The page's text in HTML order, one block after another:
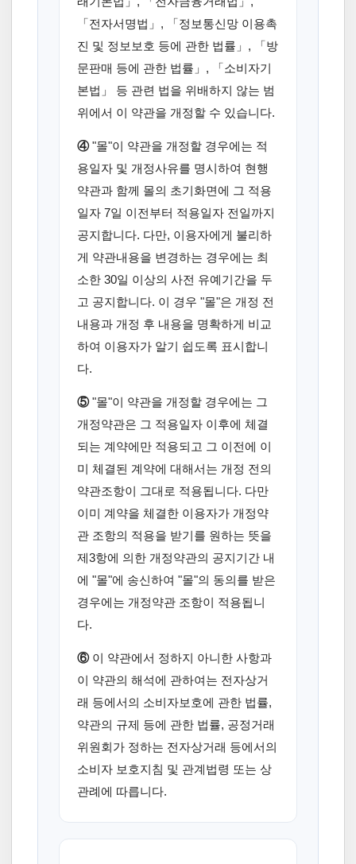
「전자서명법」, 「정보통신망 이용촉
진 및 정보보호 등에 관한 법률」, 「방
문판매 등에 관한 법률」, 「소비자기
본법」 등 관련 법을 위배하지 않는 범
위에서 이 약관을 개정할 수 있습니다.
④"몰"이 약관을 개정할 경우에는 적
용일자 및 개정사유를 명시하여 현행
약관과 함께 몰의 초기화면에 그 적용
일자 7일 이전부터 적용일자 전일까지
공지합니다. 다만, 이용자에게 불리하
게 약관내용을 변경하는 경우에는 최
소한 30일 이상의 사전 유예기간을 두
고 공지합니다. 이 경우 "몰"은 개정 전
내용과 개정 후 내용을 명확하게 비교
하여 이용자가 알기 쉽도록 표시합니
다.
⑤"몰"이 약관을 개정할 경우에는 그
개정약관은 그 적용일자 이후에 체결
되는 계약에만 적용되고 그 이전에 이
미 체결된 계약에 대해서는 개정 전의
약관조항이 그대로 적용됩니다. 다만
이미 계약을 체결한 이용자가 개정약
관 조항의 적용을 받기를 원하는 뜻을
제3항에 의한 개정약관의 공지기간 내
에 "몰"에 송신하여 "몰"의 동의를 받은
경우에는 개정약관 조항이 적용됩니
다.
⑥이 약관에서 정하지 아니한 사항과
이 약관의 해석에 관하여는 전자상거
래 등에서의 소비자보호에 관한 법률,
약관의 규제 등에 관한 법률, 공정거래
위원회가 정하는 전자상거래 등에서의
소비자 보호지침 및 관계법령 또는 상
관례에 따릅니다.